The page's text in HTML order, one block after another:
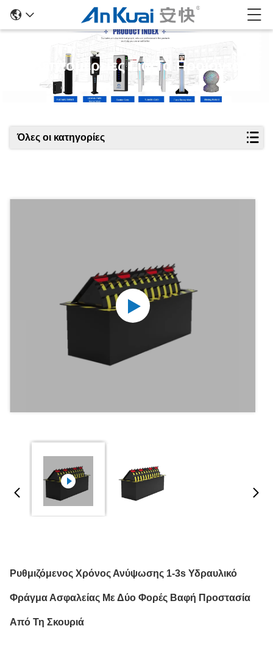
Λεπτομέρειες Για Τα Προϊόντα
Όλες οι κατηγορίες
Ρυθμιζόμενος Χρόνος Ανύψωσης 1-3s Υδραυλικό
Φράγμα Ασφαλείας Με Δύο Φορές Βαφή Προστασία
Από Τη Σκουριά